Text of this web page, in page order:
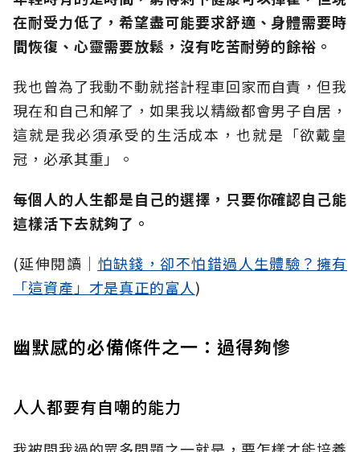
在耐受力低了，希望盡可能要求舒適、身體需要時
間恢復、心靈需要放鬆，沒有吃苦耐勞的餘裕。
我也曾為了我動不動就搭計程車回家而自責，但我
現在和自己和解了，如果我以精緻都會男子自居，
這就是我必須承受的生活成本，也就是「欲戴皇
冠，必承其重」。
每個人的人生都是自己的選擇，只要你確認自己能
這樣活下去就夠了。
(延伸閱讀│ 怕缺錢，卻不怕錯過人生體驗？擁有
「這資產」才是真正的富人)
幽默感的必備條件之一：過得夠慘
人人都要有自嘲的能力